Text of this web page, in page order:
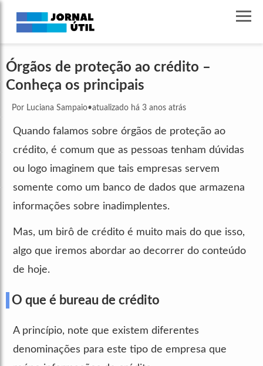
Órgãos de proteção ao crédito –
Conheça os principais
Por Luciana Sampaio•atualizado há 3 anos atrás
Quando falamos sobre órgãos de proteção ao
crédito, é comum que as pessoas tenham dúvidas
ou logo imaginem que tais empresas servem
somente como um banco de dados que armazena
informações sobre inadimplentes.
Mas, um birô de crédito é muito mais do que isso,
algo que iremos abordar ao decorrer do conteúdo
de hoje.
O que é bureau de crédito
A princípio, note que existem diferentes
denominações para este tipo de empresa que